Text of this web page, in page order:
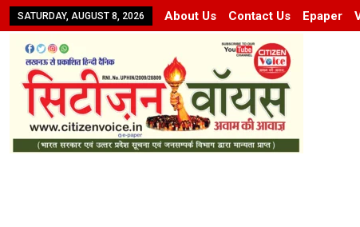
SATURDAY, AUGUST 8, 2026 About Us Contact Us Epaper